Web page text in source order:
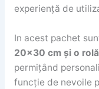
experiență de
In acest pachet
20×30 cm și o
permițând
funcție de nevoile